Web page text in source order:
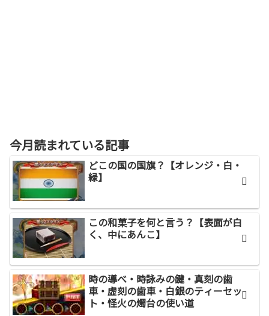
今月読まれている記事
どこの国の国旗？【オレンジ・白・
緑】
この和菓子を何と言う？【表面が白
く、中にあんこ】
時の導べ・時詠みの鍵・真刻の歯
車・虚刻の歯車・白銀のティーセッ
ト・怪火の燭台の使い道